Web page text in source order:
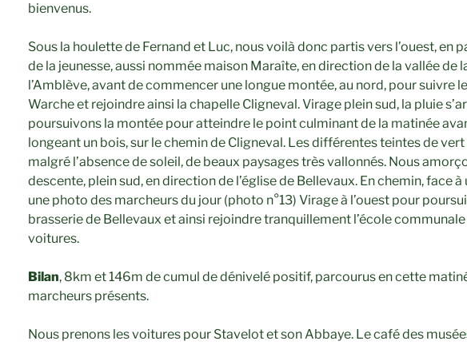
bienvenus.
Sous la houlette de Fernand et Luc, nous voilà donc partis vers l’ouest, en
de la jeunesse, aussi nommée maison Maraîte, en direction de la vallée de
l’Amblève, avant de commencer une longue montée, au nord, pour suivre
Warche et rejoindre ainsi la chapelle Cligneval. Virage plein sud, la pluie
poursuivons la montée pour atteindre le point culminant de la matinée
longeant un bois, sur le chemin de Cligneval. Les différentes teintes de
malgré l’absence de soleil, de beaux paysages très vallonnés. Nous
descente, plein sud, en direction de l’église de Bellevaux. En chemin, face
une photo des marcheurs du jour (photo n°13) Virage à l’ouest pour
brasserie de Bellevaux et ainsi rejoindre tranquillement l’école
voitures.
Bilan, 8km et 146m de cumul de dénivelé positif, parcourus en cette
marcheurs présents.
Nous prenons les voitures pour Stavelot et son Abbaye. Le café des